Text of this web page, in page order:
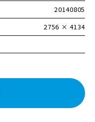
20140805
2756 × 4134